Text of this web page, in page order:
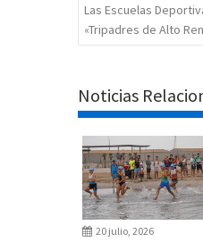
Las Escuelas
«Tripadres de Alto
Noticias
20 julio, 2026